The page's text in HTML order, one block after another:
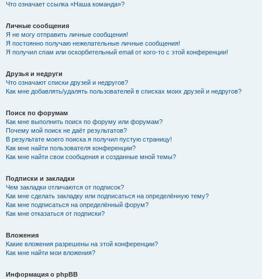
Что означает ссылка «Наша команда»?
Личные сообщения
Я не могу отправить личные сообщения!
Я постоянно получаю нежелательные личные сообщения!
Я получил спам или оскорбительный email от кого-то с этой конференции!
Друзья и недруги
Что означают списки друзей и недругов?
Как мне добавлять/удалять пользователей в списках моих друзей и недругов?
Поиск по форумам
Как мне выполнить поиск по форуму или форумам?
Почему мой поиск не даёт результатов?
В результате моего поиска я получил пустую страницу!
Как мне найти пользователя конференции?
Как мне найти свои сообщения и созданные мной темы?
Подписки и закладки
Чем закладки отличаются от подписок?
Как мне сделать закладку или подписаться на определённую тему?
Как мне подписаться на определённый форум?
Как мне отказаться от подписки?
Вложения
Какие вложения разрешены на этой конференции?
Как мне найти мои вложения?
Информация о phpBB